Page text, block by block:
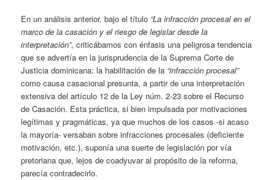
En un análisis anterior, bajo el título “La infracción procesal en el
marco de la casación y el riesgo de legislar desde la
interpretación”, criticábamos con énfasis una peligrosa tendencia
que se advertía en la jurisprudencia de la Suprema Corte de
Justicia dominicana: la habilitación de la “infracción procesal”
como causa casacional presunta, a partir de una interpretación
extensiva del artículo 12 de la Ley núm. 2-23 sobre el Recurso
de Casación. Esta práctica, si bien impulsada por motivaciones
legítimas y pragmáticas, ya que muchos de los casos -si acaso
la mayoría- versaban sobre infracciones procesales (deficiente
motivación, etc.), suponía una suerte de legislación por vía
pretoriana que, lejos de coadyuvar al propósito de la reforma,
parecía contradecirlo.